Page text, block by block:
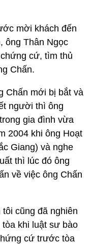
mời khách đến
ông Thân Ngọc
cứ, tìm thủ
Chấn.
Chấn mới bị bắt và
người thì ông
gia đình vừa
2004 khi ông Hoạt
Giang) và nghe
thì lúc đó ông
về việc ông Chấn
cũng đã nghiên
khi luật sư bào
cứ trước tòa